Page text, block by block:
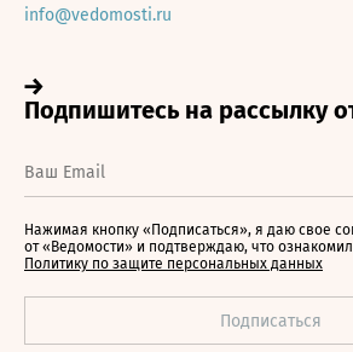
info@vedomosti.ru
Нажимая кнопку «Подписаться», я даю свое
от «Ведомости» и подтверждаю, что
Политику по защите персональных данных